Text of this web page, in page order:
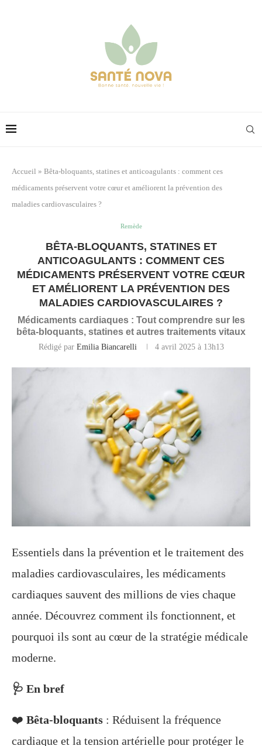
Accueil » Bêta-bloquants, statines et anticoagulants : comment ces
médicaments préservent votre cœur et améliorent la prévention des
maladies cardiovasculaires ?
Remède
BÊTA-BLOQUANTS, STATINES ET
ANTICOAGULANTS : COMMENT CES
MÉDICAMENTS PRÉSERVENT VOTRE CŒUR
ET AMÉLIORENT LA PRÉVENTION DES
MALADIES CARDIOVASCULAIRES ?
Médicaments cardiaques : Tout comprendre sur les
bêta-bloquants, statines et autres traitements vitaux
Rédigé par Emilia Biancarelli 4 avril 2025 à 13h13
Essentiels dans la prévention et le traitement des
maladies cardiovasculaires, les médicaments
cardiaques sauvent des millions de vies chaque
année. Découvrez comment ils fonctionnent, et
pourquoi ils sont au cœur de la stratégie médicale
moderne.
🩺 En bref
❤️ Bêta-bloquants : Réduisent la fréquence
cardiaque et la tension artérielle pour protéger le